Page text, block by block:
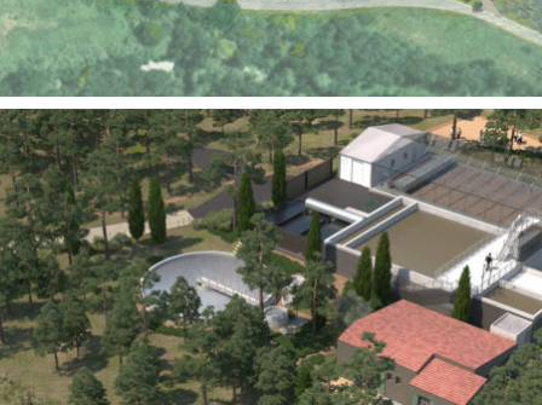
Territoires